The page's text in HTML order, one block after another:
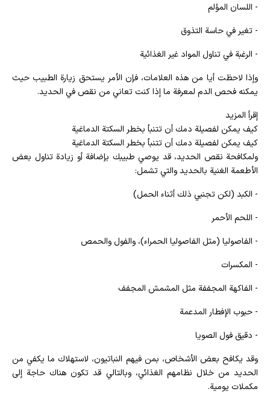
- اللسان المؤلم
- تغير في حاسة التذوق
- الرغبة في تناول المواد غير الغذائية
وإذا لاحظت أيا من هذه العلامات، فإن الأمر يستحق زيارة الطبيب حيث
يمكنه فحص الدم لمعرفة ما إذا كنت تعاني من نقص في الحديد.
إقرأ المزيد
كيف يمكن لفصيلة دمك أن تتنبأ بخطر السكتة الدماغية
كيف يمكن لفصيلة دمك أن تتنبأ بخطر السكتة الدماغية
ولمكافحة نقص الحديد، قد يوصي طبيبك بإضافة أو زيادة تناول بعض
الأطعمة الغنية بالحديد والتي تشمل:
- الكبد (لكن تجنبي ذلك أثناء الحمل)
- اللحم الأحمر
- الفاصوليا (مثل الفاصوليا الحمراء)، والفول والحمص
- المكسرات
- الفاكهة المجففة مثل المشمش المجفف
- حبوب الإفطار المدعمة
- دقيق فول الصويا
وقد يكافح بعض الأشخاص، بمن فيهم النباتيون، لاستهلاك ما يكفي من
الحديد من خلال نظامهم الغذائي، وبالتالي قد تكون هناك حاجة إلى
مكملات يومية.